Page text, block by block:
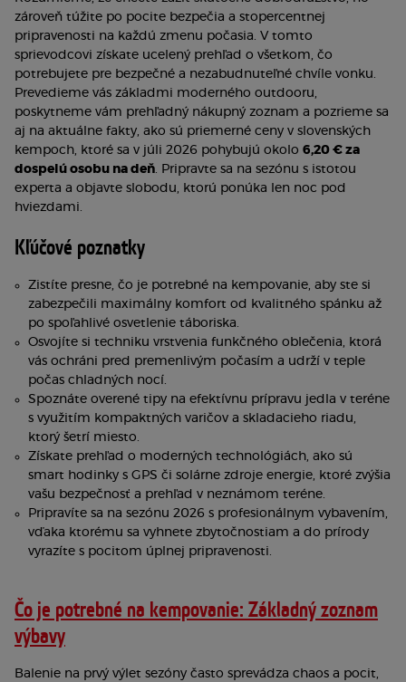
zároveň túžite po pocite bezpečia a stopercentnej
pripravenosti na každú zmenu počasia. V tomto
sprievodcovi získate ucelený prehľad o všetkom, čo
potrebujete pre bezpečné a nezabudnuteľné chvíle vonku.
Prevedieme vás základmi moderného outdooru,
poskytneme vám prehľadný nákupný zoznam a pozrieme sa
aj na aktuálne fakty, ako sú priemerné ceny v slovenských
kempoch, ktoré sa v júli 2026 pohybujú okolo 6,20 € za
dospelú osobu na deň. Pripravte sa na sezónu s istotou
experta a objavte slobodu, ktorú ponúka len noc pod
hviezdami.
Kľúčové poznatky
Zistíte presne, čo je potrebné na kempovanie, aby ste si
zabezpečili maximálny komfort od kvalitného spánku až
po spoľahlivé osvetlenie táboriska.
Osvojíte si techniku vrstvenia funkčného oblečenia, ktorá
vás ochráni pred premenlivým počasím a udrží v teple
počas chladných nocí.
Spoznáte overené tipy na efektívnu prípravu jedla v teréne
s využitím kompaktných varičov a skladacieho riadu,
ktorý šetrí miesto.
Získate prehľad o moderných technológiách, ako sú
smart hodinky s GPS či solárne zdroje energie, ktoré zvýšia
vašu bezpečnosť a prehľad v neznámom teréne.
Pripravíte sa na sezónu 2026 s profesionálnym vybavením,
vďaka ktorému sa vyhnete zbytočnostiam a do prírody
vyrazíte s pocitom úplnej pripravenosti.
Čo je potrebné na kempovanie: Základný zoznam
výbavy
Balenie na prvý výlet sezóny často sprevádza chaos a pocit,